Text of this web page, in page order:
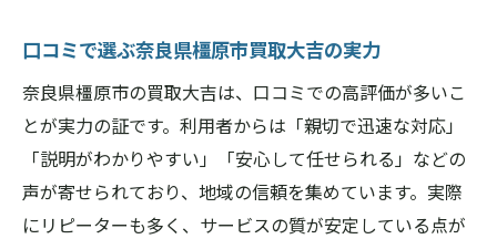
口コミで選ぶ奈良県橿原市買取大吉の実力
奈良県橿原市の買取大吉は、口コミでの高評価が多いこ
とが実力の証です。利用者からは「親切で迅速な対応」
「説明がわかりやすい」「安心して任せられる」などの
声が寄せられており、地域の信頼を集めています。実際
にリピーターも多く、サービスの質が安定している点が